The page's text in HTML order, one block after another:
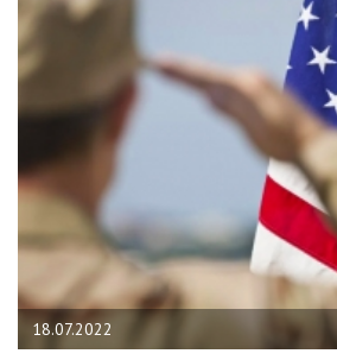
18.07.2022